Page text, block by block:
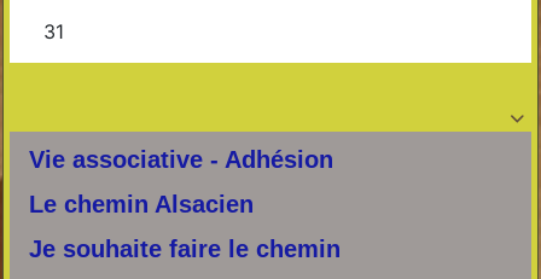

Vie associative - Adhésion
Le chemin Alsacien
Je souhaite faire le chemin